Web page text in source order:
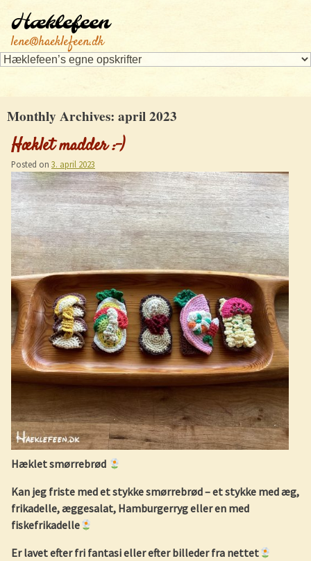
Hæklefeen
lene@haeklefeen.dk
Monthly Archives: april 2023
Hæklet madder :-)
Posted on 3. april 2023
Hæklet smørrebrød
Kan jeg friste med et stykke smørrebrød – et stykke med æg,
frikadelle, æggesalat, Hamburgerryg eller en med
fiskefrikadelle
Er lavet efter fri fantasi eller efter billeder fra nettet